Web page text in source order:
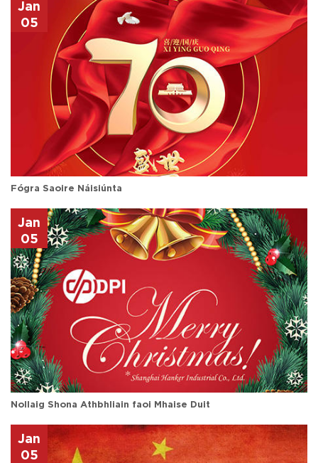
Jan
05
Fógra Saoire Náisiúnta
Jan
05
Nollaig Shona Athbhliain faoi Mhaise Duit
Jan
05